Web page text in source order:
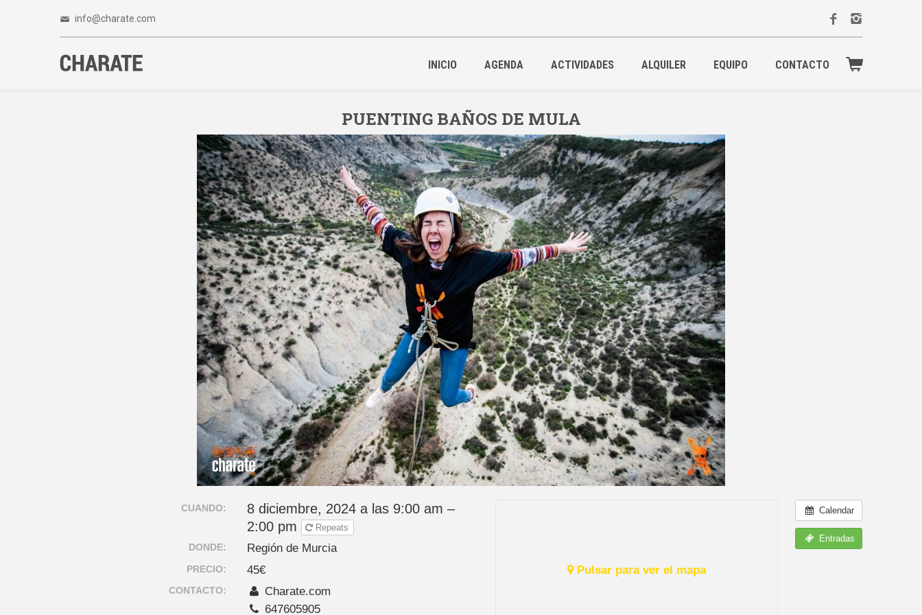
info@charate.com
INICIO AGENDA ACTIVIDADES ALQUILER EQUIPO CONTACTO
PUENTING BAÑOS DE MULA
Calendar
Entradas
Pulsar para ver el mapa
CUANDO:
8 diciembre, 2024 a las 9:00 am –
2:00 pm
Repeats
DONDE: Región de Murcia
PRECIO: 45€
CONTACTO:
Charate.com
647605905